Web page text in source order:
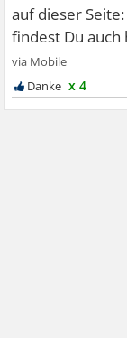
x 4